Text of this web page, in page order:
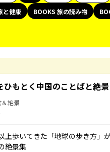
と健康 BOOKS 旅の読み物
ひもとく中国のことばと絶
絶景
上歩いてきた「地球の歩き方」
絶景集